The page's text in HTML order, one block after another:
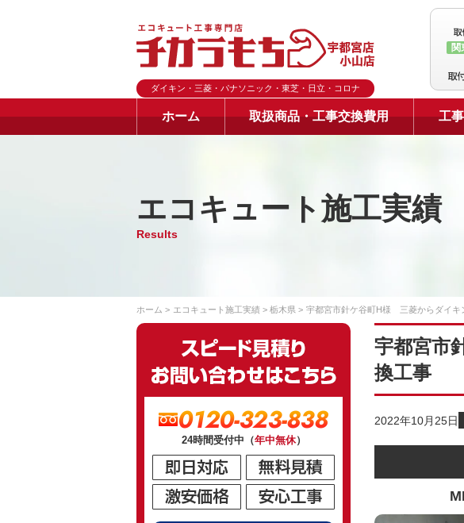
ダイキン・三菱・パナソニック・東芝・日立・コロナ
関
ホーム 取扱商品・工事交換費用 工
エコキュート施工実績
Results
ホーム エコキュート施工実績 栃木県 宇都宮市針ケ谷町H様 三菱からダイキ
宇都宮市
換工事
2022年10月25日
0120-323-838
24時間受付中（年中無休）